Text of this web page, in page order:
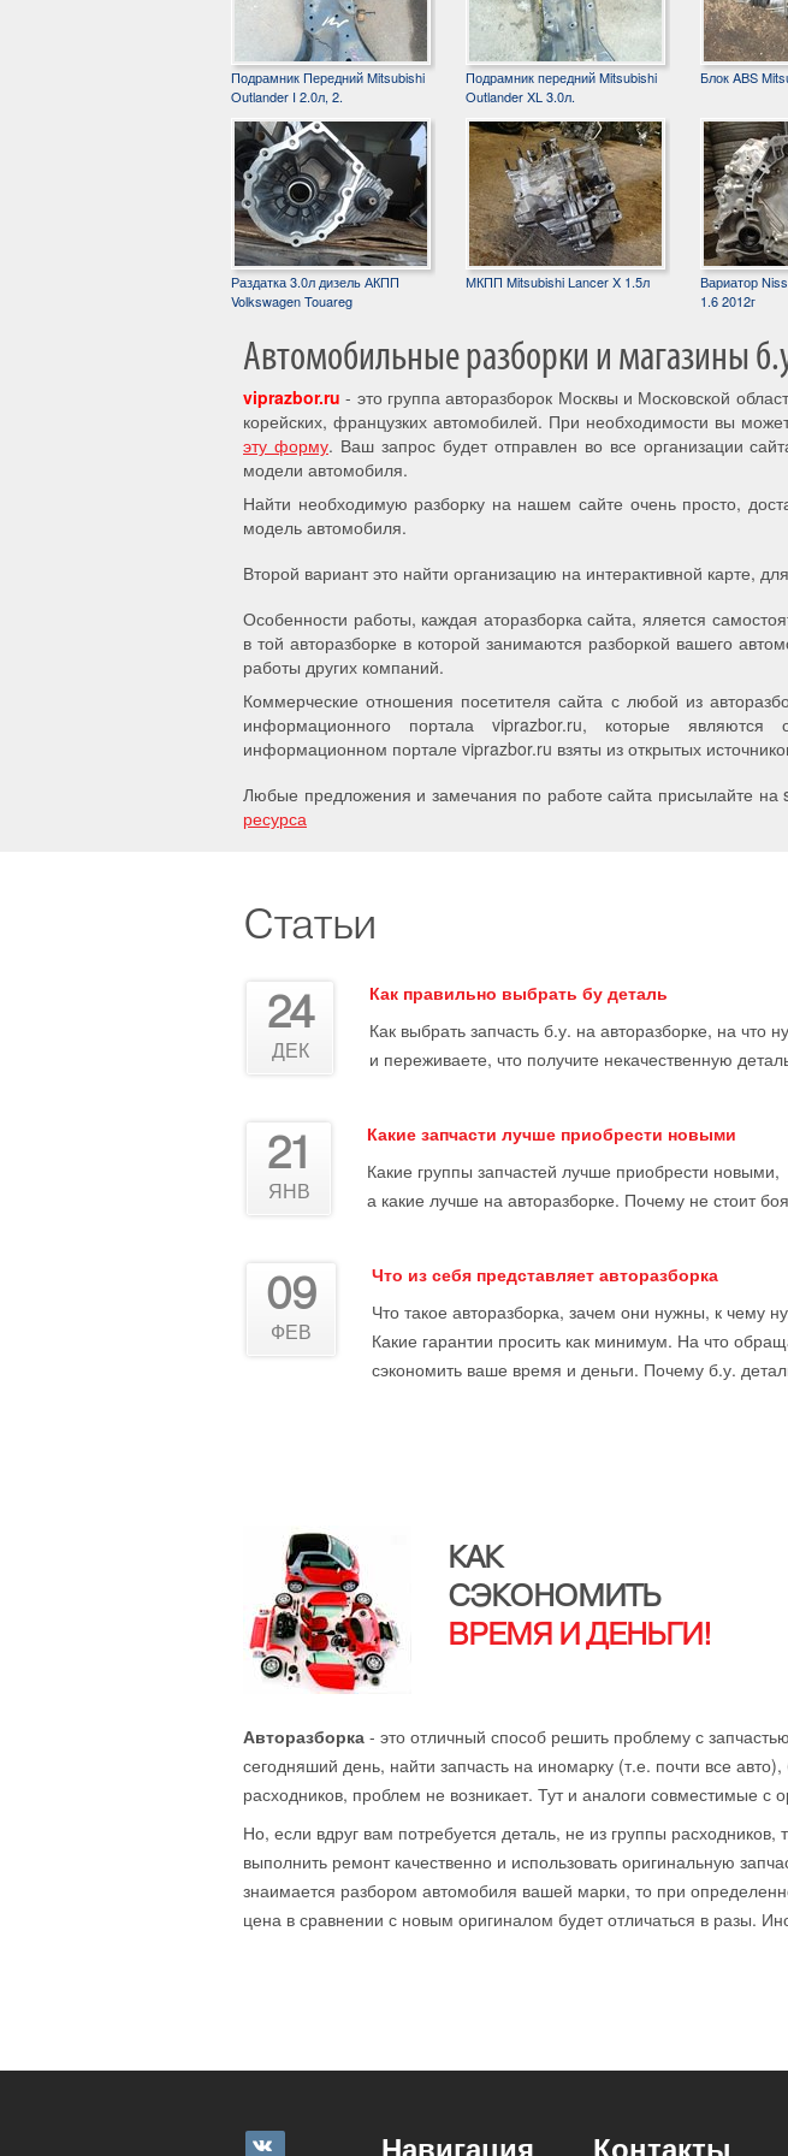
Подрамник Передний Mitsubishi
Outlander I 2.0л, 2.
Подрамник передний Mitsubishi
Outlander XL 3.0л.
Блок ABS
Раздатка 3.0л дизель АКПП
Volkswagen Touareg
МКПП Mitsubishi Lancer X 1.5л
Вариатор
1.6 2012г
Автомобильные разборки и магазины
viprazbor.ru - это группа авторазборок Москвы и Московской
корейских, французких автомобилей. При необходимости вы
эту форму. Ваш запрос будет отправлен во все организации
модели автомобиля.
Найти необходимую разборку на нашем сайте очень просто,
модель автомобиля.
Второй вариант это найти организацию на интерактивной карте,
Особенности работы, каждая аторазборка сайта, яляется
в той авторазборке в которой занимаются разборкой вашего
работы других компаний.
Коммерческие отношения посетителя сайта с любой из
информационного портала viprazbor.ru, которые
информационном портале viprazbor.ru взяты из открытых
Любые предложения и замечания по работе сайта присылайте на
ресурса
Статьи
24
ДЕК
Как правильно выбрать бу деталь
Как выбрать запчасть б.у. на авторазборке, на
и переживаете, что получите некачественную
21
ЯНВ
Какие запчасти лучше приобрести новыми
Какие группы запчастей лучше приобрести новыми,
а какие лучше на авторазборке. Почему не стоит
09
ФЕВ
Что из себя представляет авторазборка
Что такое авторазборка, зачем они нужны, к чему
Какие гарантии просить как минимум. На что
сэкономить ваше время и деньги. Почему б.у.
КАК
СЭКОНОМИТЬ
ВРЕМЯ И ДЕНЬГИ!
Авторазборка - это отличный способ решить проблему с
сегодняший день, найти запчасть на иномарку (т.е. почти все
расходников, проблем не возникает. Тут и аналоги совместимые с
Но, если вдруг вам потребуется деталь, не из группы
выполнить ремонт качественно и использовать оригинальную
знаимается разбором автомобиля вашей марки, то при
цена в сравнении с новым оригиналом будет отличаться в разы.
Навигация Контакты